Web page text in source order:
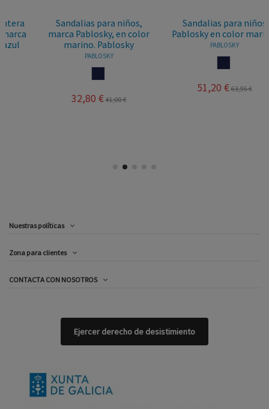
Sandalias para niños,
marca Pablosky, en color
marino. Pablosky
PABLOSKY
32,80 € 41,00 €
Sandalias para niños
Pablosky en color marino.
PABLOSKY
51,20 € 63,95 €
Nuestras políticas
Zona para clientes
CONTACTA CON NOSOTROS
Ejercer derecho de desistimiento